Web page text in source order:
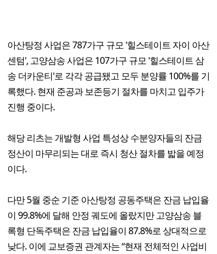
아산탕정 사업은 787가구 규모 '힐스테이트 자이 아산
센텀', 고양삼송 사업은 107가구 규모 '힐스테이트 삼
송 더카운티'로 각각 공급됐고 모두 분양률 100%를 기
록했다. 현재 준공과 보존등기 절차를 마치고 입주가
진행 중이다.
해당 리츠는 개발형 사업 특성상 수분양자들의 잔금
정산이 마무리되는 대로 즉시 청산 절차를 밟을 예정
이다.
다만 5월 중순 기준 아산탕정 공동주택은 잔금 납입율
이 99.8%에 달해 안정 궤도에 올랐지만 고양삼송 블
록형 단독주택은 잔금 납입율이 87.8%로 상대적으로
낮다. 이에 교보증권 관계자는 “현재 전체적인 사업비